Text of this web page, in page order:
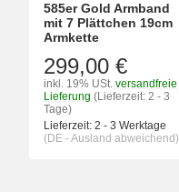
585er Gold Armband
mit 7 Plättchen 19cm
Armkette
299,00 €
inkl. 19% USt. versandfreie
Lieferung (Lieferzeit: 2 - 3
Tage)
Lieferzeit: 2 - 3 Werktage
(DE - Ausland abweichend)